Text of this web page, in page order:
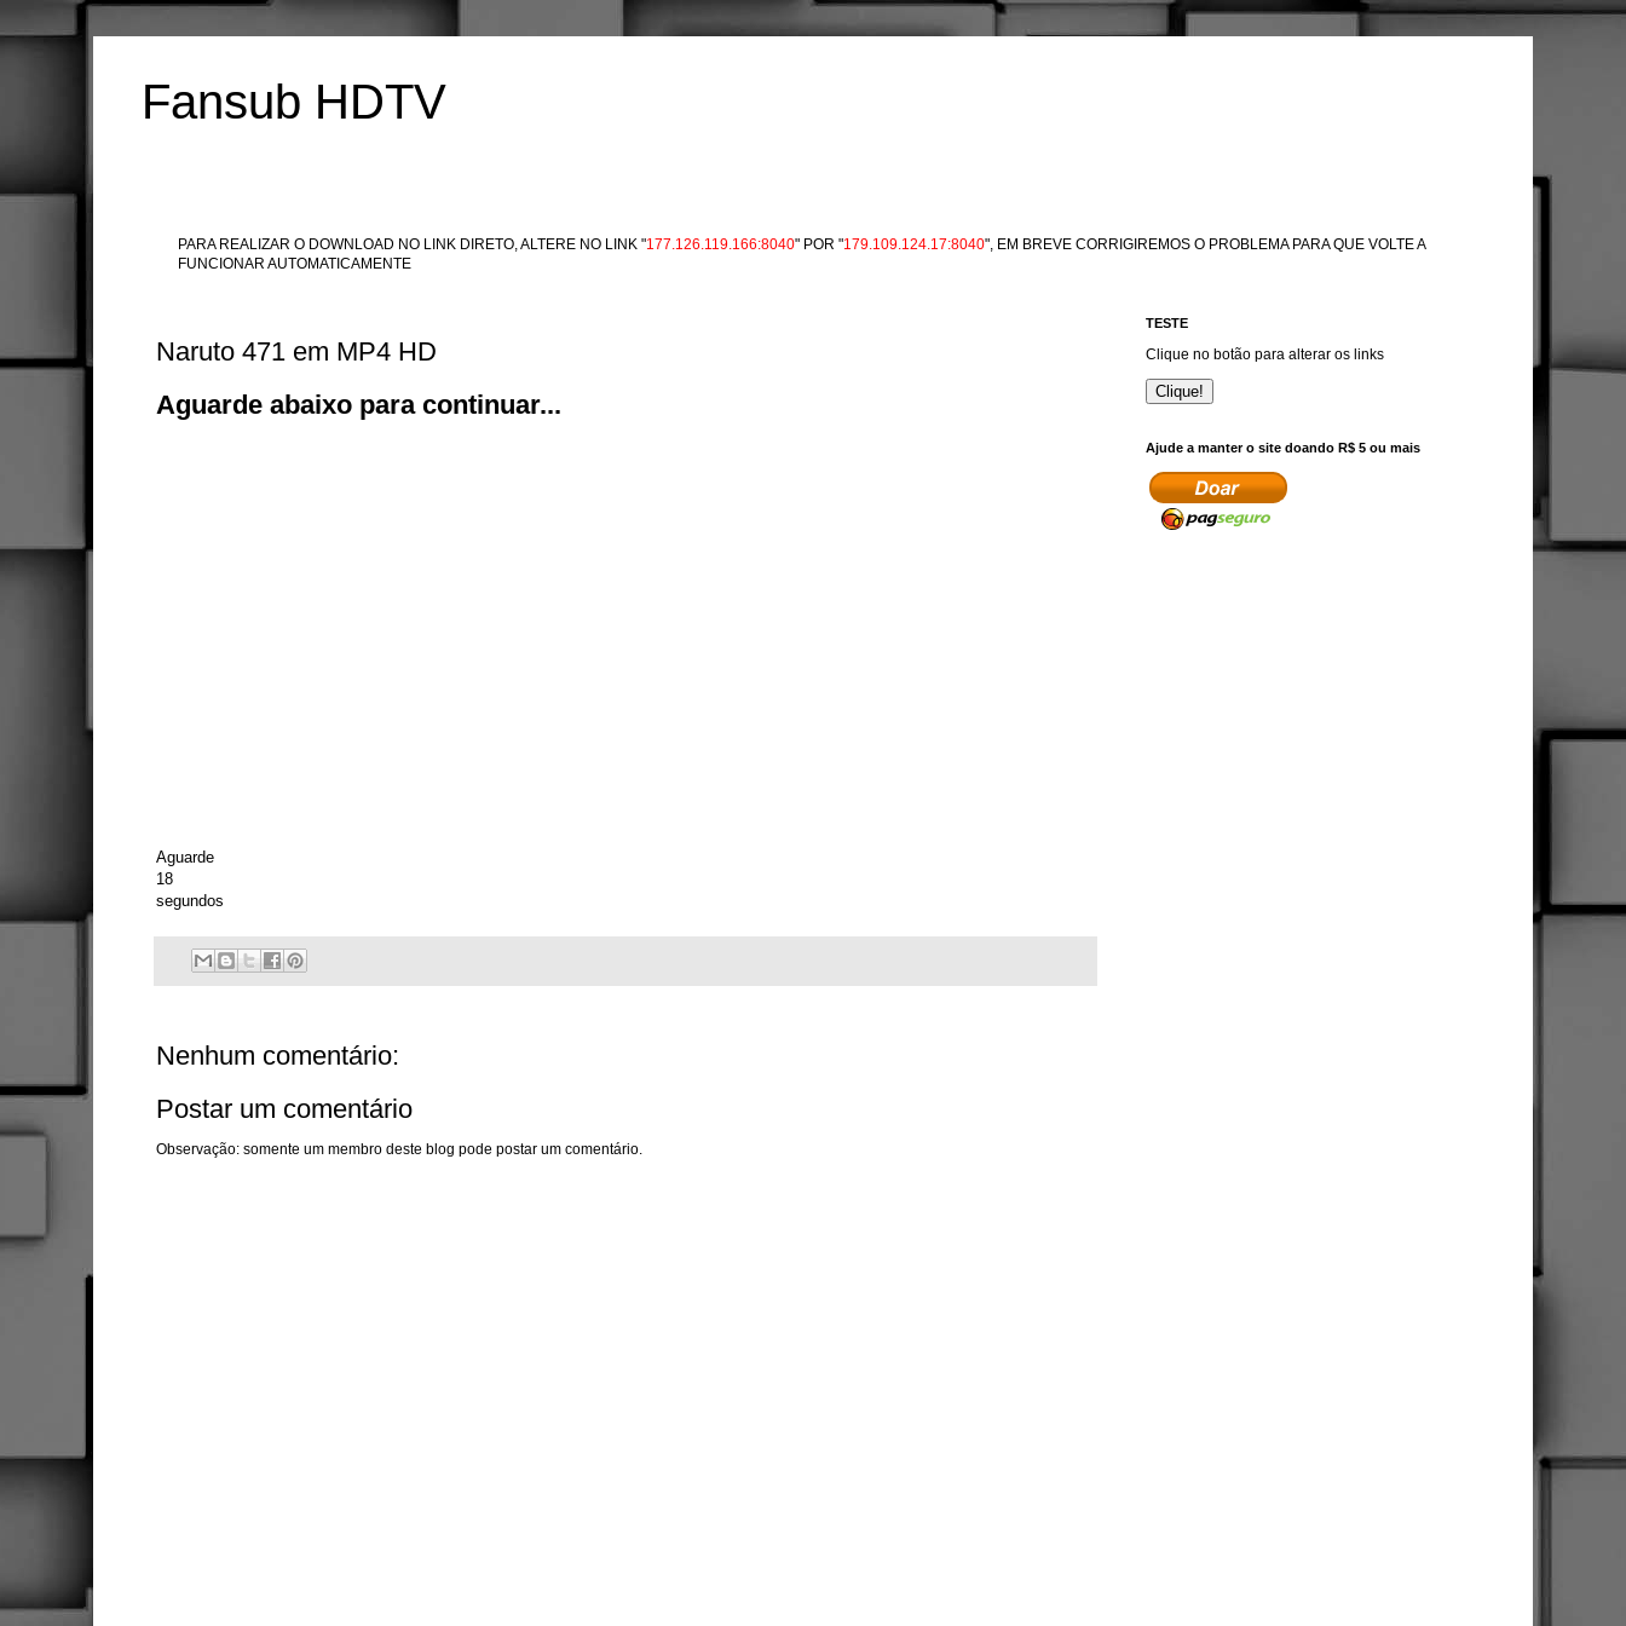
Fansub HDTV
PARA REALIZAR O DOWNLOAD NO LINK DIRETO, ALTERE NO LINK "177.126.119.166:8040" POR "179.109.124.17:8040", EM BREVE CORRIGIREMOS O PROBLEMA PARA QUE VOLTE A
FUNCIONAR AUTOMATICAMENTE
Naruto 471 em MP4 HD
Aguarde abaixo para continuar...
Aguarde
18
segundos
Nenhum comentário:
Postar um comentário
Observação: somente um membro deste blog pode postar um comentário.
TESTE
Clique no botão para alterar os links
Clique!
Ajude a manter o site doando R$ 5 ou mais